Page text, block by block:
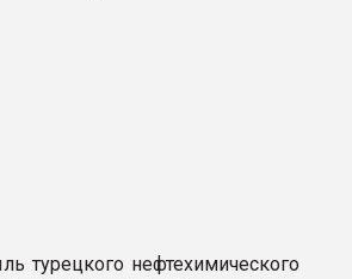
турецкого нефтехимического